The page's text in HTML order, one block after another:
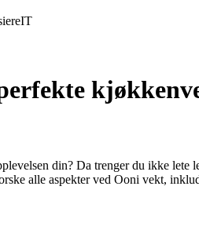
IT
din? Da trenger du ikke
alle aspekter ved Ooni vekt,